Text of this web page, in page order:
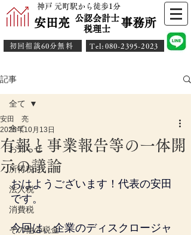
神戸 元町駅から徒歩1分
安田亮 事務所
公認会計士
​税理士
初回相談60分無料 ​Tel:080-2395-2023
記事
全て
お知らせ
所得税
法人税
消費税
その他の税金
全て
有報と事業報告等の一体開
示の議論
安田 亮
2025年10月13日
おはようございます！代表の安田
です。
今回は、企業のディスクロージャ